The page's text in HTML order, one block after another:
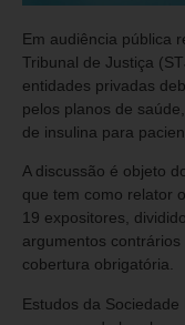
Em audiência pública
Tribunal de Justiça
entidades privadas
pelos planos de
de insulina para
A discussão é objeto
que tem como relator
19 expositores,
argumentos
cobertura obrigatória.
Estudos da